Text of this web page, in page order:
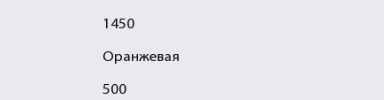
1450
Оранжевая
500